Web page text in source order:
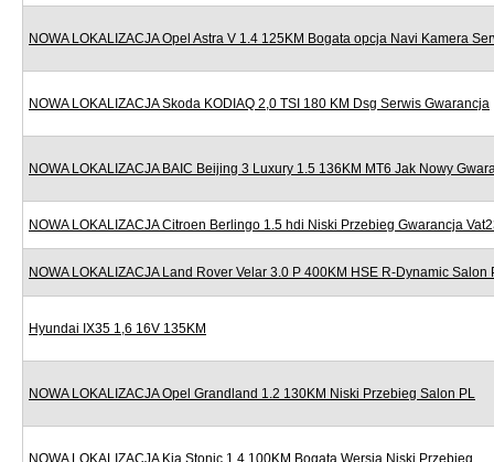
NOWA LOKALIZACJA Opel Astra V 1.4 125KM Bogata opcja Navi Kamera
NOWA LOKALIZACJA Skoda KODIAQ 2,0 TSI 180 KM Dsg Serwis Gwarancja
NOWA LOKALIZACJA BAIC Beijing 3 Luxury 1.5 136KM MT6 Jak Nowy
NOWA LOKALIZACJA Citroen Berlingo 1.5 hdi Niski Przebieg Gwarancja
NOWA LOKALIZACJA Land Rover Velar 3.0 P 400KM HSE R-Dynamic Salon
Hyundai IX35 1,6 16V 135KM
NOWA LOKALIZACJA Opel Grandland 1.2 130KM Niski Przebieg Salon PL
NOWA LOKALIZACJA Kia Stonic 1.4 100KM Bogata Wersja Niski Przebieg